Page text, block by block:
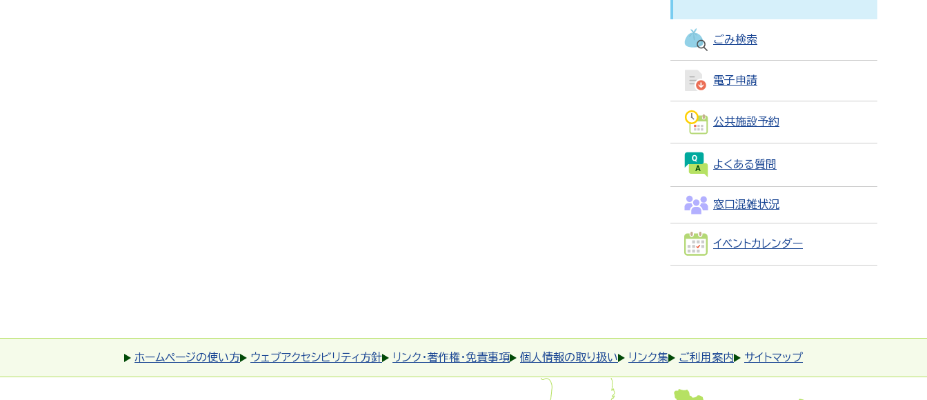
ごみ検索
電子申請
公共施設予約
よくある質問
窓口混雑状況
イベントカレンダー
ホームページの使い方 ウェブアクセシビリティ方針 リンク・著作権・免責事項 個人情報の取り扱い リンク集 ご利用案内 サイトマップ